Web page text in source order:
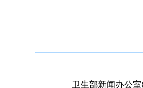
卫生部新闻办公室8